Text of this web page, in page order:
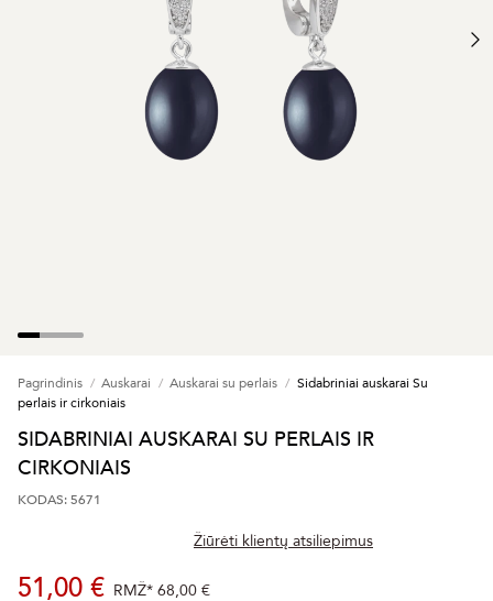
Pagrindinis Auskarai Auskarai su perlais
Sidabriniai auskarai Su
perlais ir cirkoniais
SIDABRINIAI AUSKARAI SU PERLAIS IR
CIRKONIAIS
KODAS: 5671
Žiūrėti klientų atsiliepimus
51,00 € RMŽ* 68,00 €